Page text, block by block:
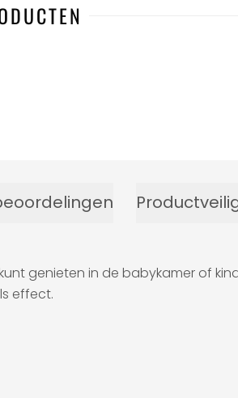
genieten in de babykamer of
effect.